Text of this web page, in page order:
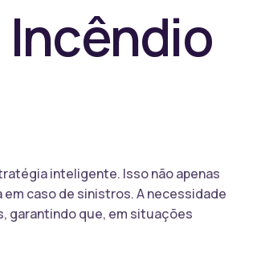
inteligente. Isso não apenas
caso de sinistros. A necessidade
garantindo que, em situações